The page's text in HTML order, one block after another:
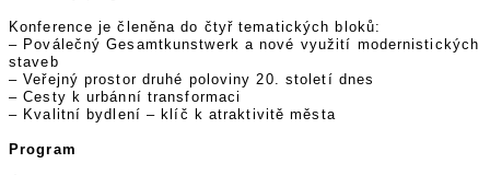
Konference je členěna do čtyř tematických bloků:
– Poválečný Gesamtkunstwerk a nové využití modernistických
staveb
– Veřejný prostor druhé poloviny 20. století dnes
– Cesty k urbánní transformaci
– Kvalitní bydlení – klíč k atraktivitě města
Program